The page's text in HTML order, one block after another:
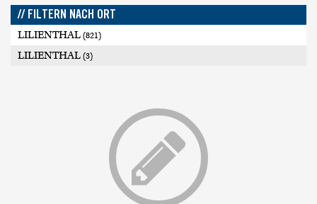
// FILTERN NACH ORT
LILIENTHAL (821)
LILIENTHAL (3)